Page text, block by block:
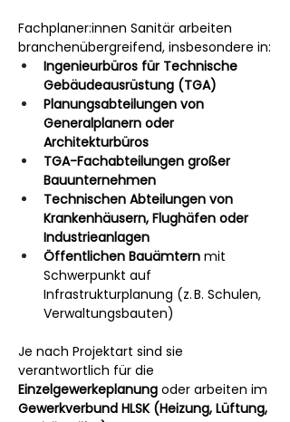
Fachplaner:innen Sanitär arbeiten
branchenübergreifend, insbesondere in:
Ingenieurbüros für Technische
Gebäudeausrüstung (TGA)
Planungsabteilungen von
Generalplanern oder
Architekturbüros
TGA-Fachabteilungen großer
Bauunternehmen
Technischen Abteilungen von
Krankenhäusern, Flughäfen oder
Industrieanlagen
Öffentlichen Bauämtern mit
Schwerpunkt auf
Infrastrukturplanung (z. B. Schulen,
Verwaltungsbauten)
Je nach Projektart sind sie
verantwortlich für die
Einzelgewerkeplanung oder arbeiten im
Gewerkverbund HLSK (Heizung, Lüftung,